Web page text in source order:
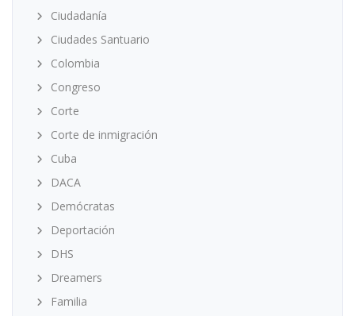
Ciudadanía
Ciudades Santuario
Colombia
Congreso
Corte
Corte de inmigración
Cuba
DACA
Demócratas
Deportación
DHS
Dreamers
Familia